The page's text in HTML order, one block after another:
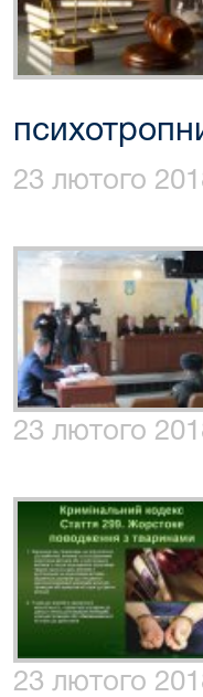
23 лютого
23 лютого
23 лютого